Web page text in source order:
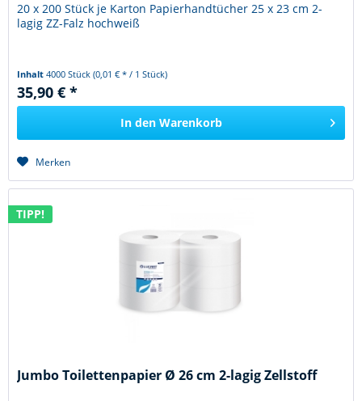
20 x 200 Stück je Karton Papierhandtücher 25 x 23 cm 2-
lagig ZZ-Falz hochweiß
Inhalt4000 Stück(0,01 € * / 1 Stück)
35,90 € *
In den Warenkorb
Merken
TIPP!
Jumbo Toilettenpapier Ø 26 cm 2-lagig Zellstoff